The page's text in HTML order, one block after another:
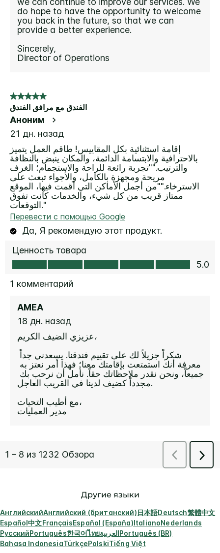
Другие языки
АнглийскийАнглийский (британский)日本語Deutsch繁體中文
Español中文FrançaisEspañol (España)ItalianoNederlands
РусскийPortuguês한국어ไทยالعربيةPortuguês (BR)
Bahasa IndonesiaTürkçePolskiTiếng Việt